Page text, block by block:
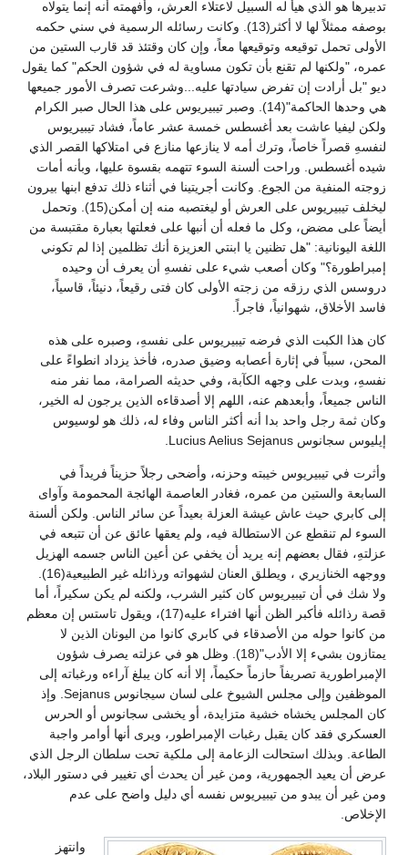
تدبيرها هو الذي هيأ له السبيل لاعتلاء العرش، وأفهمته أنه إنما يتولاه
بوصفه ممثلاً لها لا أكثر(13). وكانت رسائله الرسمية في سني حكمه
الأولى تحمل توقيعه وتوقيعها معاً، وإن كان وقتئذ قد قارب الستين من
عمره، "ولكنها لم تقنع بأن تكون مساوية له في شؤون الحكم" كما يقول
ديو "بل أرادت إن تفرض سيادتها عليه...وشرعت تصرف الأمور جميعها
هي وحدها الحاكمة"(14). وصبر تيبيريوس على هذا الحال صبر الكرام
ولكن ليفيا عاشت بعد أغسطس خمسة عشر عاماً، فشاد تيبيريوس
لنفسهِ قصراً خاصاً، وترك أمه لا ينازعها منازع في امتلاكها القصر الذي
شيده أغسطس. وراحت ألسنة السوء تتهمه بقسوة عليها، وبأنه أمات
زوجته المنفية من الجوع. وكانت أجريتينا في أثناء ذلك تدفع ابنها بيرون
ليخلف تيبيريوس على العرش أو ليغتصبه منه إن أمكن(15). وتحمل
أيضاً على مضض، وكل ما فعله أن أنبها على فعلتها بعبارة مقتبسة من
اللغة اليونانية: "هل تظنين يا ابنتي العزيزة أنك تظلمين إذا لم تكوني
إمبراطورة؟" وكان أصعب شيء على نفسهِ أن يعرف أن وحيده
دروسس الذي رزقه من زجته الأولى كان فتى رقيعاً، دنيئاً، قاسياً،
فاسد الأخلاق، شهوانياً، فاجراً.
كان هذا الكبت الذي فرضه تيبيريوس على نفسهِ، وصبره على هذه
المحن، سبباً في إثارة أعصابه وضيق صدره، فأخذ يزداد انطواءً على
نفسهِ، وبدت على وجهه الكآبة، وفي حديثه الصرامة، مما نفر منه
الناس جميعاً، وأبعدهم عنه، اللهم إلا أصدقاءه الذين يرجون له الخير،
وكان ثمة رجل واحد بدا أنه أكثر الناس وفاء له، ذلك هو لوسيوس
إيليوس سجانوس Lucius Aelius Sejanus.
وأثرت في تيبيريوس خيبته وحزنه، وأضحى رجلاً حزيناً فريداً في
السابعة والستين من عمره، فغادر العاصمة الهائجة المحمومة وآواى
إلى كابري حيث عاش عيشة العزلة بعيداً عن سائر الناس. ولكن ألسنة
السوء لم تنقطع عن الاستطالة فيه، ولم يعقها عائق عن أن تتبعه في
عزلتهِ، فقال بعضهم إنه يريد أن يخفي عن أعين الناس جسمه الهزيل
ووجهه الخنازيري ، ويطلق العنان لشهواته ورذائله غير الطبيعية(16).
ولا شك في أن تيبيريوس كان كثير الشرب، ولكنه لم يكن سكيراً، أما
قصة رذائله فأكبر الظن أنها افتراء عليه(17)، ويقول تاستس إن معظم
من كانوا حوله من الأصدقاء في كابري كانوا من اليونان الذين لا
يمتازون بشيء إلا الأدب"(18). وظل هو في عزلته يصرف شؤون
الإمبراطورية تصريفاً حازماً حكيماً، إلا أنه كان يبلغ آراءه ورغباته إلى
الموظفين وإلى مجلس الشيوخ على لسان سيجانوس Sejanus. وإذ
كان المجلس يخشاه خشية متزايدة، أو يخشى سجانوس أو الحرس
العسكري فقد كان يقبل رغبات الإمبراطور، ويرى أنها أوامر واجبة
الطاعة. وبذلك استحالت الزعامة إلى ملكية تحت سلطان الرجل الذي
عرض أن يعيد الجمهورية، ومن غير أن يحدث أي تغيير في دستور البلاد،
ومن غير أن يبدو من تيبيريوس نفسه أي دليل واضح على عدم
الإخلاص.
وانتهز